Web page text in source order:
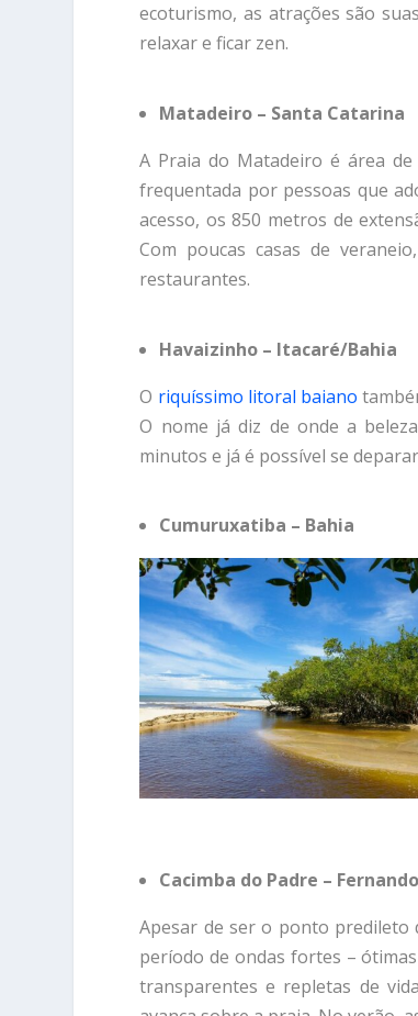
ecoturismo, as atrações são
relaxar e ficar zen.
Matadeiro – Santa Catarina
A Praia do Matadeiro é área
frequentada por pessoas que
acesso, os 850 metros de
Com poucas casas de
restaurantes.
Havaizinho – Itacaré/Bahia
O riquíssimo litoral baiano
O nome já diz de onde a
minutos e já é possível se
Cumuruxatiba – Bahia
Cacimba do Padre –
Apesar de ser o ponto predileto
período de ondas fortes –
transparentes e repletas de